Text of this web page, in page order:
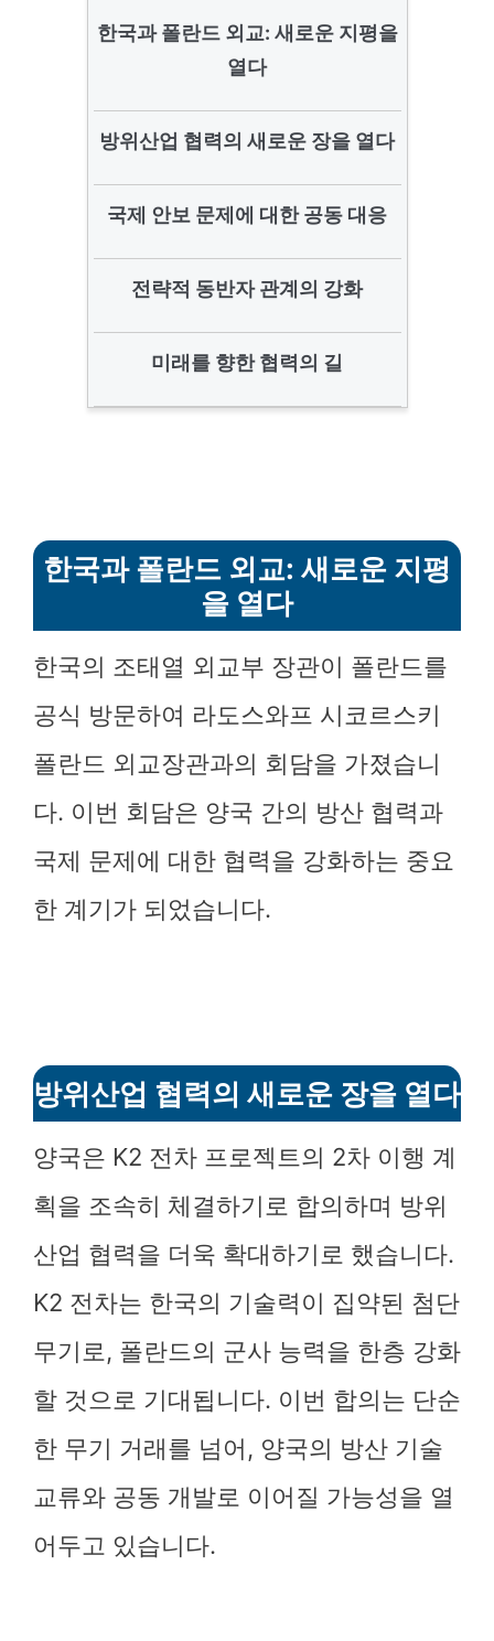
한국과 폴란드 외교: 새로운 지평을
열다
방위산업 협력의 새로운 장을 열다
국제 안보 문제에 대한 공동 대응
전략적 동반자 관계의 강화
미래를 향한 협력의 길
한국과 폴란드 외교: 새로운 지평
을 열다
한국의 조태열 외교부 장관이 폴란드를
공식 방문하여 라도스와프 시코르스키
폴란드 외교장관과의 회담을 가졌습니
다. 이번 회담은 양국 간의 방산 협력과
국제 문제에 대한 협력을 강화하는 중요
한 계기가 되었습니다.
방위산업 협력의 새로운 장을 열다
양국은 K2 전차 프로젝트의 2차 이행 계
획을 조속히 체결하기로 합의하며 방위
산업 협력을 더욱 확대하기로 했습니다.
K2 전차는 한국의 기술력이 집약된 첨단
무기로, 폴란드의 군사 능력을 한층 강화
할 것으로 기대됩니다. 이번 합의는 단순
한 무기 거래를 넘어, 양국의 방산 기술
교류와 공동 개발로 이어질 가능성을 열
어두고 있습니다.